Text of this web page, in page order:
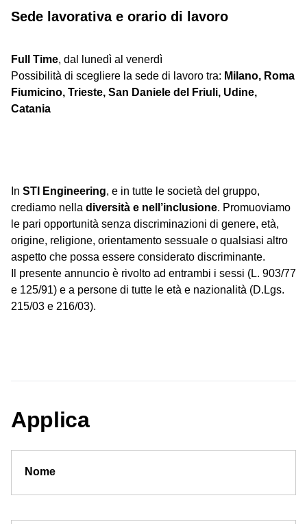
Sede lavorativa e orario di lavoro
Full Time, dal lunedì al venerdì
Possibilità di scegliere la sede di lavoro tra: Milano, Roma
Fiumicino, Trieste, San Daniele del Friuli, Udine,
Catania
In STI Engineering, e in tutte le società del gruppo,
crediamo nella diversità e nell’inclusione. Promuoviamo
le pari opportunità senza discriminazioni di genere, età,
origine, religione, orientamento sessuale o qualsiasi altro
aspetto che possa essere considerato discriminante.
Il presente annuncio è rivolto ad entrambi i sessi (L. 903/77
e 125/91) e a persone di tutte le età e nazionalità (D.Lgs.
215/03 e 216/03).
Applica
Nome